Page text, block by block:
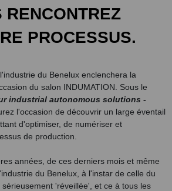
RENCONTREZ
PROCESSUS.
du Benelux enclenchera la
du salon INDUMATION. Sous le
industrial autonomous solutions -
l'occasion de découvrir un large éventail
d'optimiser, de numériser et
de production.
années, de ces derniers mois et même
du Benelux, à l'instar de celle du
'réveillée', et ce à tous les